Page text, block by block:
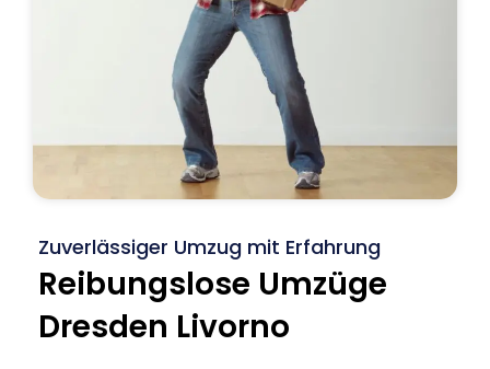
Zuverlässiger Umzug mit Erfahrung
Reibungslose Umzüge
Dresden Livorno